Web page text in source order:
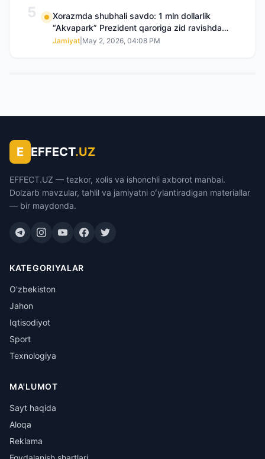
5
Xorazmda shubhali savdo: 1 mln dollarlik
“Akvapark” Prezident qaroriga zid ravishda
sotilgani maʼlum boʻldi
Jamiyat May 2, 2026, 04:08 PM
E EFFECT.UZ
EFFECT.UZ — tezkor, xolis va ishonchli axborot manbai.
Dolzarb mavzular, tahlil va jamiyatni oʻylantiradigan materiallar
— bir maydonda.
KATEGORIYALAR
O'zbekiston
Jahon
Iqtisodiyot
Sport
Texnologiya
MA'LUMOT
Sayt haqida
Aloqa
Reklama